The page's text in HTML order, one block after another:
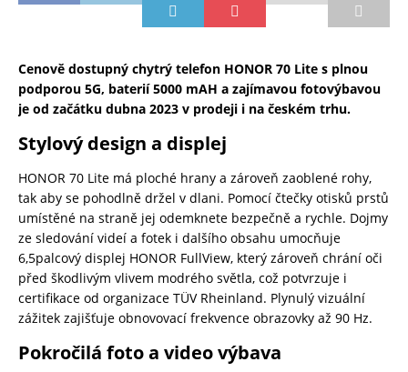
Cenově dostupný chytrý telefon HONOR 70 Lite s plnou
podporou 5G, baterií 5000 mAH a zajímavou fotovýbavou
je od začátku dubna 2023 v prodeji i na českém trhu.
Stylový design a displej
HONOR 70 Lite má ploché hrany a zároveň zaoblené rohy,
tak aby se pohodlně držel v dlani. Pomocí čtečky otisků prstů
umístěné na straně jej odemknete bezpečně a rychle. Dojmy
ze sledování videí a fotek i dalšího obsahu umocňuje
6,5palcový displej HONOR FullView, který zároveň chrání oči
před škodlivým vlivem modrého světla, což potvrzuje i
certifikace od organizace TÜV Rheinland. Plynulý vizuální
zážitek zajišťuje obnovovací frekvence obrazovky až 90 Hz.
Pokročilá foto a video výbava